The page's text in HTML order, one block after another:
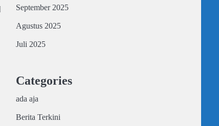
September 2025
Agustus 2025
Juli 2025
Categories
ada aja
Berita Terkini